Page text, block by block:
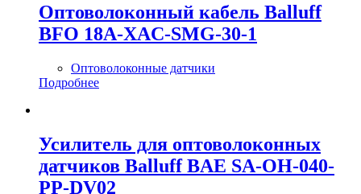
Оптоволоконный кабель Balluff
BFO 18A-XAC-SMG-30-1
Оптоволоконные датчики
Подробнее
Усилитель для оптоволоконных
датчиков Balluff BAE SA-OH-040-
PP-DV02